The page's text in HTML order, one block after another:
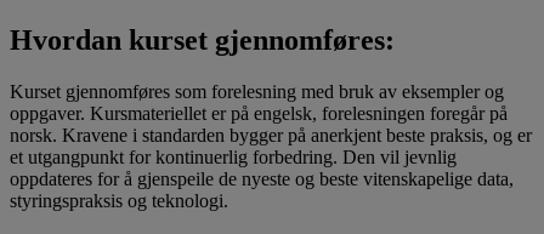
Hvordan kurset gjennomføres:
Kurset gjennomføres som forelesning med bruk av eksempler og
oppgaver. Kursmateriellet er på engelsk, forelesningen foregår på
norsk. Kravene i standarden bygger på anerkjent beste praksis, og er
et utgangpunkt for kontinuerlig forbedring. Den vil jevnlig
oppdateres for å gjenspeile de nyeste og beste vitenskapelige data,
styringspraksis og teknologi.